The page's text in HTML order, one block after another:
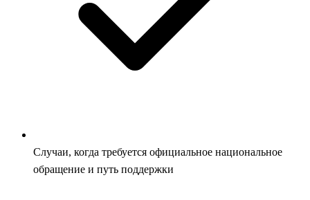
Случаи, когда требуется официальное национальное
обращение и путь поддержки